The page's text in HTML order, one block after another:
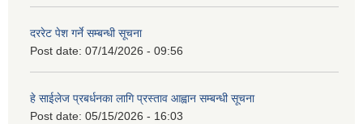
दररेट पेश गर्ने सम्बन्धी सूचना
Post date: 07/14/2026 - 09:56
हे साईलेज प्रबर्धनका लागि प्रस्ताव आह्वान सम्बन्धी सूचना
Post date: 05/15/2026 - 16:03